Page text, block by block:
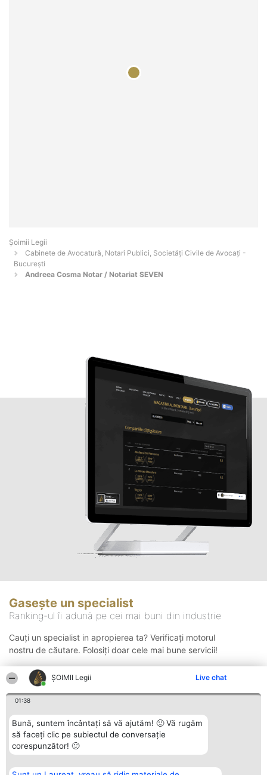
ȘOIMII Legii Live chat
01:38
Bună, suntem încântați să vă ajutăm! 🙂 Vă rugăm
să faceți clic pe subiectul de conversație
corespunzător! 🙂
Șoimii Legii
Cabinete de Avocatură, Notari Publici, Societăți Civile de Avocați -
Bucureşti
Andreea Cosma Notar / Notariat SEVEN
Gasește un specialist
Ranking-ul îi adună pe cei mai buni din industrie
Cauți un specialist in apropierea ta? Verificați motorul
nostru de căutare. Folosiți doar cele mai bune servicii!